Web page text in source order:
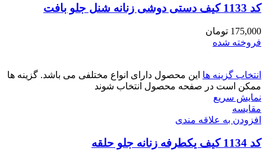
کد 1133 کیف دستی دوشی زنانه شنل جلو بافت
175,000 تومان
فروخته شده
انتخاب گزینه ها این محصول دارای انواع مختلفی می باشد. گزینه ها
ممکن است در صفحه محصول انتخاب شوند
نمایش سریع
مقايسه
افزودن به علاقه مندی
کد 1134 کیف یکطرفه زنانه جلو حلقه